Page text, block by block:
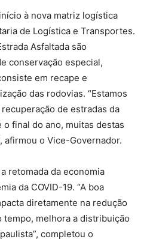
à nova matriz logística
de Logística e Transportes.
Asfaltada são
conservação especial,
em recape e
das rodovias. “Estamos
de estradas da
o final do ano, muitas destas
afirmou o Vice-Governador.
retomada da economia
da COVID-19. “A boa
diretamente na redução
tempo, melhora a distribuição
completou o